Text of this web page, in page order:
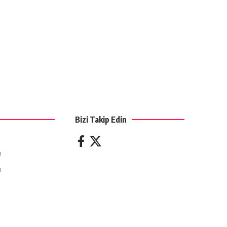
Bizi Takip Edin